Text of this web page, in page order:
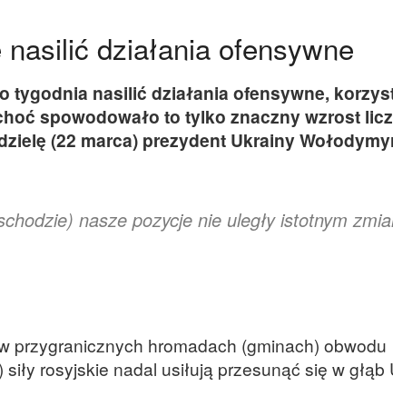
działania ofensywne
tygodnia nasilić działania ofensywne,
spowodowało to tylko znaczny wzrost
(22 marca) prezydent Ukrainy
nasze pozycje nie uległy istotnym
przygranicznych hromadach (gminach) obwodu
rosyjskie nadal usiłują przesunąć się w głąb